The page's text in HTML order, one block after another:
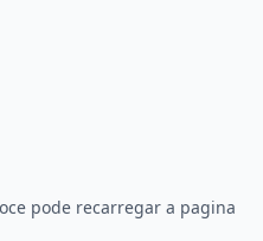
pode recarregar a pagina